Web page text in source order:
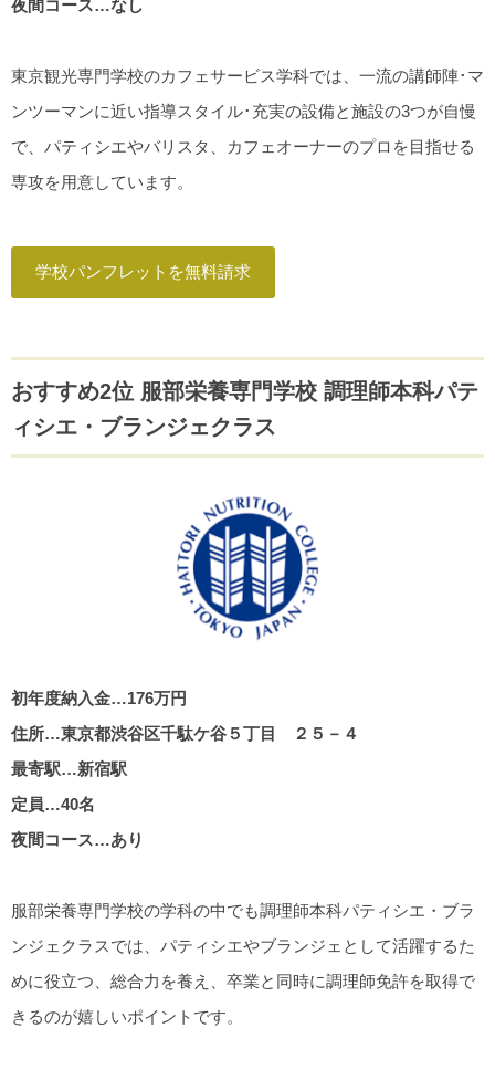
夜間コース…なし
東京観光専門学校のカフェサービス学科では、一流の講師陣･マ
ンツーマンに近い指導スタイル･充実の設備と施設の3つが自慢
で、パティシエやバリスタ、カフェオーナーのプロを目指せる
専攻を用意しています。
学校パンフレットを無料請求
おすすめ2位 服部栄養専門学校 調理師本科パテ
ィシエ・ブランジェクラス
初年度納入金…176万円
住所…東京都渋谷区千駄ケ谷５丁目 ２５－４
最寄駅…新宿駅
定員…40名
夜間コース…あり
服部栄養専門学校の学科の中でも調理師本科パティシエ・ブラ
ンジェクラスでは、パティシエやブランジェとして活躍するた
めに役立つ、総合力を養え、卒業と同時に調理師免許を取得で
きるのが嬉しいポイントです。